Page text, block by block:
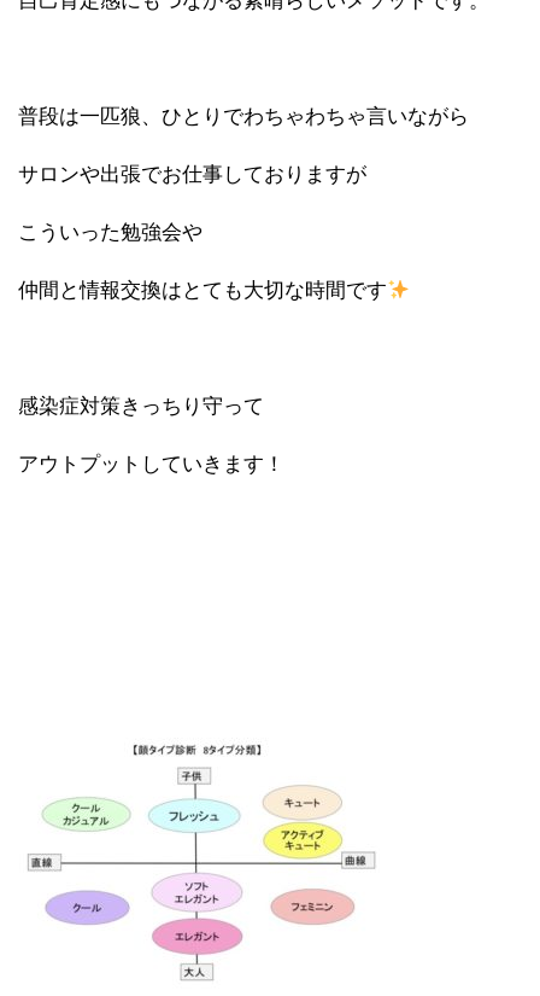
普段は一匹狼、ひとりでわちゃわちゃ言いながら
サロンや出張でお仕事しておりますが
こういった勉強会や
仲間と情報交換はとても大切な時間です
感染症対策きっちり守って
アウトプットしていきます！